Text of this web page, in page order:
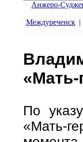
Анжеро-
Междуреченск|
«Мать-
По
«Мать-